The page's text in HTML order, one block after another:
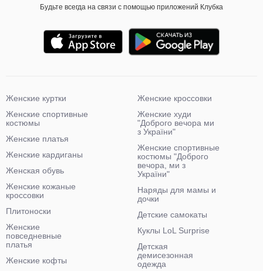
Будьте всегда на связи с помощью приложений Клубка
Женские куртки
Женские спортивные
костюмы
Женские платья
Женские кардиганы
Женская обувь
Женские кожаные
кроссовки
Плитоноски
Женские
повседневные
платья
Женские кофты
Женские кроссовки
Женские худи
"Доброго вечора ми
з України"
Женские спортивные
костюмы "Доброго
вечора, ми з
України"
Наряды для мамы и
дочки
Детские самокаты
Куклы LoL Surprise
Детская
демисезонная
одежда